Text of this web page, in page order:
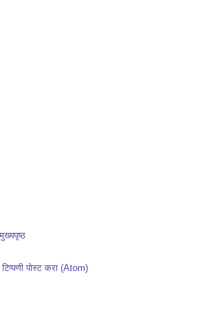
मुख्यपृष्ठ
टिप्पणी पोस्ट करा (Atom)